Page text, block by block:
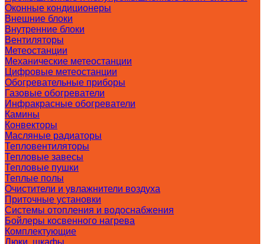
Оконные кондиционеры
Внешние блоки
Внутренние блоки
Вентиляторы
Метеостанции
Механические метеостанции
Цифровые метеостанции
Обогревательные приборы
Газовые обогреватели
Инфракрасные обогреватели
Камины
Конвекторы
Масляные радиаторы
Тепловентиляторы
Тепловые завесы
Тепловые пушки
Теплые полы
Очистители и увлажнители воздуха
Приточные установки
Системы отопления и водоснабжения
Бойлеры косвенного нагрева
Комплектующие
Люки, шкафы